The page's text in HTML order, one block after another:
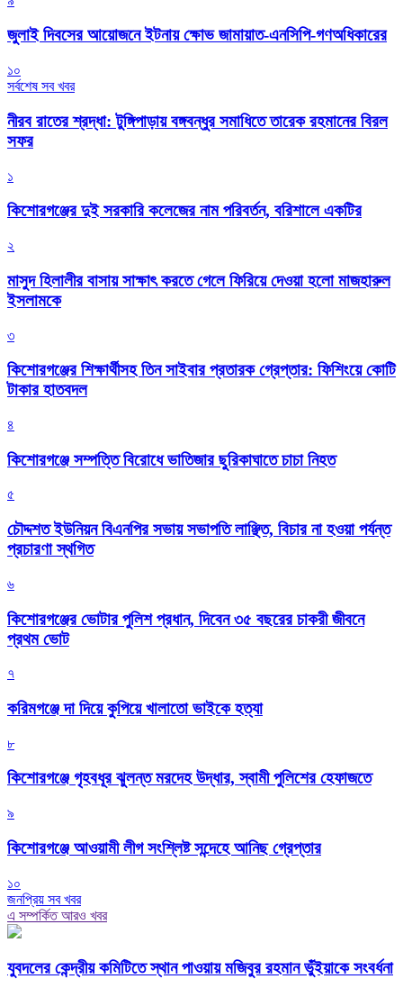
জুলাই দিবসের আয়োজনে ইটনায় ক্ষোভ জামায়াত-এনসিপি-গণঅধিকারের
১০
সর্বশেষ সব খবর
নীরব রাতের শ্রদ্ধা: টুঙ্গিপাড়ায় বঙ্গবন্ধুর সমাধিতে তারেক রহমানের বিরল
সফর
১
কিশোরগঞ্জের দুই সরকারি কলেজের নাম পরিবর্তন, বরিশালে একটির
২
মাসুদ হিলালীর বাসায় সাক্ষাৎ করতে গেলে ফিরিয়ে দেওয়া হলো মাজহারুল
ইসলামকে
৩
কিশোরগঞ্জের শিক্ষার্থীসহ তিন সাইবার প্রতারক গ্রেপ্তার: ফিশিংয়ে কোটি
টাকার হাতবদল
৪
কিশোরগঞ্জে সম্পত্তি বিরোধে ভাতিজার ছুরিকাঘাতে চাচা নিহত
৫
চৌদ্দশত ইউনিয়ন বিএনপির সভায় সভাপতি লাঞ্ছিত, বিচার না হওয়া পর্যন্ত
প্রচারণা স্থগিত
৬
কিশোরগঞ্জের ভোটার পুলিশ প্রধান, দিবেন ৩৫ বছরের চাকরী জীবনে
প্রথম ভোট
৭
করিমগঞ্জে দা দিয়ে কুপিয়ে খালাতো ভাইকে হত্যা
৮
কিশোরগঞ্জে গৃহবধূর ঝুলন্ত মরদেহ উদ্ধার, স্বামী পুলিশের হেফাজতে
৯
কিশোরগঞ্জে আওয়ামী লীগ সংশ্লিষ্ট সন্দেহে আনিছ গ্রেপ্তার
১০
জনপ্রিয় সব খবর
এ সম্পর্কিত আরও খবর
যুবদলের কেন্দ্রীয় কমিটিতে স্থান পাওয়ায় মজিবুর রহমান ভুঁইয়াকে সংবর্ধনা